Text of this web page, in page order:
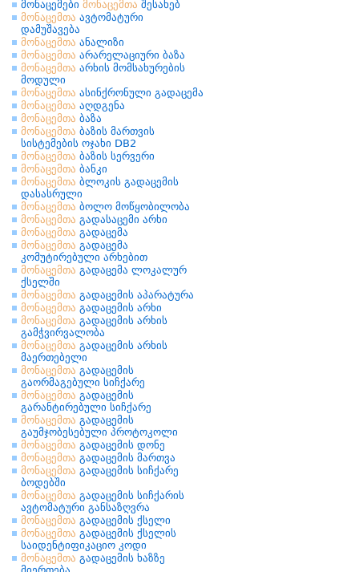
მონაცემები მონაცემთა შესახებ
მონაცემთა ავტომატური
დამუშავება
მონაცემთა ანალიზი
მონაცემთა არარელაციური ბაზა
მონაცემთა არხის მომსახურების
მოდული
მონაცემთა ასინქრონული გადაცემა
მონაცემთა აღდგენა
მონაცემთა ბაზა
მონაცემთა ბაზის მართვის
სისტემების ოჯახი DB2
მონაცემთა ბაზის სერვერი
მონაცემთა ბანკი
მონაცემთა ბლოკის გადაცემის
დასასრული
მონაცემთა ბოლო მოწყობილობა
მონაცემთა გადასაცემი არხი
მონაცემთა გადაცემა
მონაცემთა გადაცემა
კომუტირებული არხებით
მონაცემთა გადაცემა ლოკალურ
ქსელში
მონაცემთა გადაცემის აპარატურა
მონაცემთა გადაცემის არხი
მონაცემთა გადაცემის არხის
გამჭვირვალობა
მონაცემთა გადაცემის არხის
მაერთებელი
მონაცემთა გადაცემის
გაორმაგებული სიჩქარე
მონაცემთა გადაცემის
გარანტირებული სიჩქარე
მონაცემთა გადაცემის
გაუმჯობესებული პროტოკოლი
მონაცემთა გადაცემის დონე
მონაცემთა გადაცემის მართვა
მონაცემთა გადაცემის სიჩქარე
ბოდებში
მონაცემთა გადაცემის სიჩქარის
ავტომატური განსაზღვრა
მონაცემთა გადაცემის ქსელი
მონაცემთა გადაცემის ქსელის
საიდენტიფიკაციო კოდი
მონაცემთა გადაცემის ხაზზე